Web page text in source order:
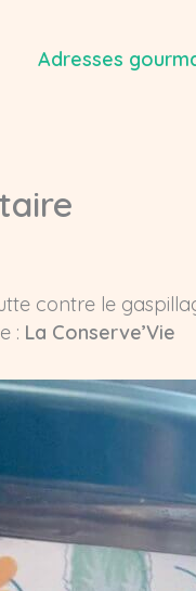
Adresses
contre le
: La Conserve’Vie